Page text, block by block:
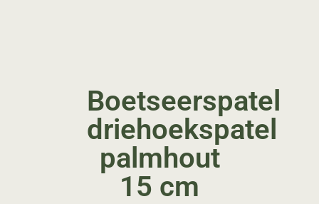
Boetseerspatel
driehoekspatel
palmhout
15 cm